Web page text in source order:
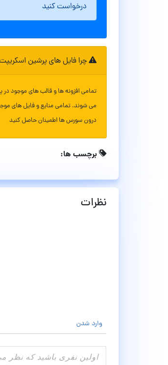
درخواست کنید
چرا فایل های پرشین
تمامی افزونه ها و قالب های موجود
می شوند. تمامی منابع و فایل های
درون سورس ها اطمینان حاصل کنید
برچسب ها:
نظرات
وارد شدن